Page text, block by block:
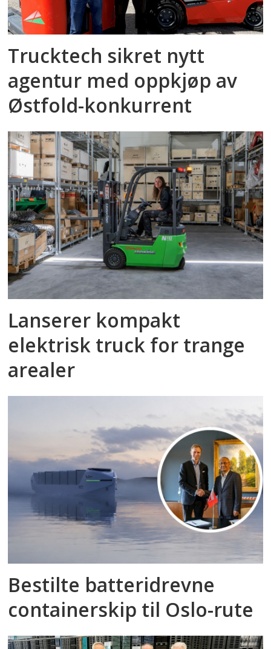
Trucktech sikret nytt
agentur med oppkjøp av
Østfold-konkurrent
Lanserer kompakt
elektrisk truck for trange
arealer
Bestilte batteridrevne
containerskip til Oslo-rute